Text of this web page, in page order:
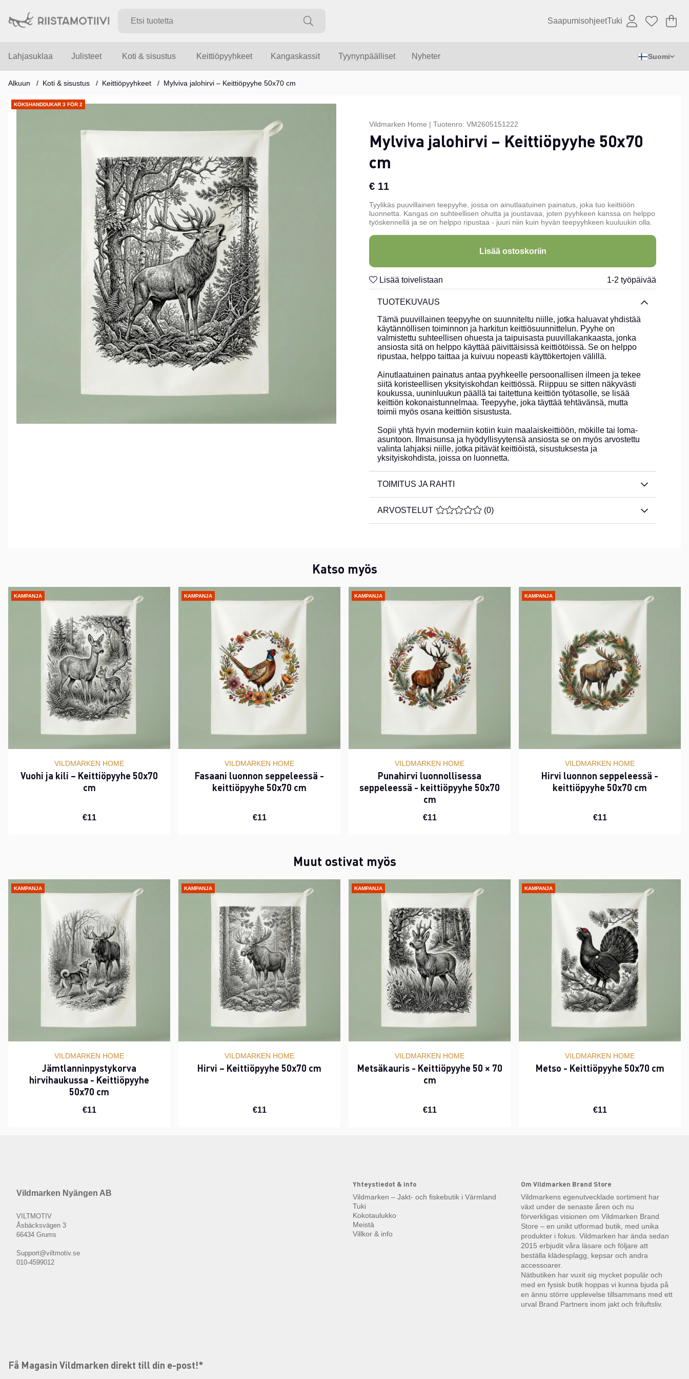
SaapumisohjeetTuki .
Lahjasuklaa Julisteet Koti & sisustus Keittiöpyyhkeet Kangaskassit Tyynynpäälliset Nyheter Suomi
Alkuun Koti & sisustus Keittiöpyyhkeet Mylviva jalohirvi – Keittiöpyyhe 50x70 cm
KÖKSHANDDUKAR 3 FÖR 2
Tuotekuvat
Vildmarken Home | Tuotenro: VM2605151222
Mylviva jalohirvi – Keittiöpyyhe 50x70
cm
€ 11
Tyylikäs puuvillainen teepyyhe, jossa on ainutlaatuinen painatus, joka tuo keittiöön
luonnetta. Kangas on suhteellisen ohutta ja joustavaa, joten pyyhkeen kanssa on helppo
työskennellä ja se on helppo ripustaa - juuri niin kuin hyvän teepyyhkeen kuuluukin olla.
Lisää ostoskoriin
Lisää toivelistaan 1-2 työpäivää
TUOTEKUVAUS
Tämä puuvillainen teepyyhe on suunniteltu niille, jotka haluavat yhdistää
käytännöllisen toiminnon ja harkitun keittiösuunnittelun. Pyyhe on
valmistettu suhteellisen ohuesta ja taipuisasta puuvillakankaasta, jonka
ansiosta sitä on helppo käyttää päivittäisissä keittiötöissä. Se on helppo
ripustaa, helppo taittaa ja kuivuu nopeasti käyttökertojen välillä.
Ainutlaatuinen painatus antaa pyyhkeelle persoonallisen ilmeen ja tekee
siitä koristeellisen yksityiskohdan keittiössä. Riippuu se sitten näkyvästi
koukussa, uuninluukun päällä tai taitettuna keittiön työtasolle, se lisää
keittiön kokonaistunnelmaa. Teepyyhe, joka täyttää tehtävänsä, mutta
toimii myös osana keittiön sisustusta.
Sopii yhtä hyvin moderniin kotiin kuin maalaiskeittiöön, mökille tai loma-
asuntoon. Ilmaisunsa ja hyödyllisyytensä ansiosta se on myös arvostettu
valinta lahjaksi niille, jotka pitävät keittiöistä, sisustuksesta ja
yksityiskohdista, joissa on luonnetta.
TOIMITUS JA RAHTI
ARVOSTELUT KESKIARVOLUOKITUS 0 / 5 ARVIOIDEN MÄÄRÄ 0
(0)
Katso myös
KAMPANJA
VILDMARKEN HOME
Vuohi ja kili – Keittiöpyyhe 50x70
cm
€11
KAMPANJA
VILDMARKEN HOME
Fasaani luonnon seppeleessä -
keittiöpyyhe 50x70 cm
€11
KAMPANJA
VILDMARKEN HOME
Punahirvi luonnollisessa
seppeleessä - keittiöpyyhe 50x70
cm
€11
KAMPANJA
VILDMARKEN HOME
Hirvi luonnon seppeleessä -
keittiöpyyhe 50x70 cm
€11
Muut ostivat myös
KAMPANJA
VILDMARKEN HOME
Jämtlanninpystykorva
hirvihaukussa - Keittiöpyyhe
50x70 cm
€11
KAMPANJA
VILDMARKEN HOME
Hirvi – Keittiöpyyhe 50x70 cm
€11
KAMPANJA
VILDMARKEN HOME
Metsäkauris - Keittiöpyyhe 50 × 70
cm
€11
KAMPANJA
VILDMARKEN HOME
Metso - Keittiöpyyhe 50x70 cm
€11
Vildmarken Nyängen AB
VILTMOTIV
Åsbäcksvägen 3
66434 Grums
Support@viltmotiv.se
010-4599012
Yhteystiedot & info
Vildmarken – Jakt- och fiskebutik i Värmland
Tuki
Kokotaulukko
Meistä
Villkor & info
Om Vildmarken Brand Store
Vildmarkens egenutvecklade sortiment har
växt under de senaste åren och nu
förverkligas visionen om Vildmarken Brand
Store – en unikt utformad butik, med unika
produkter i fokus. Vildmarken har ända sedan
2015 erbjudit våra läsare och följare att
beställa klädesplagg, kepsar och andra
accessoarer.
Nätbutiken har vuxit sig mycket populär och
med en fysisk butik hoppas vi kunna bjuda på
en ännu större upplevelse tillsammans med ett
urval Brand Partners inom jakt och friluftsliv.
Få Magasin Vildmarken direkt till din e-post!*